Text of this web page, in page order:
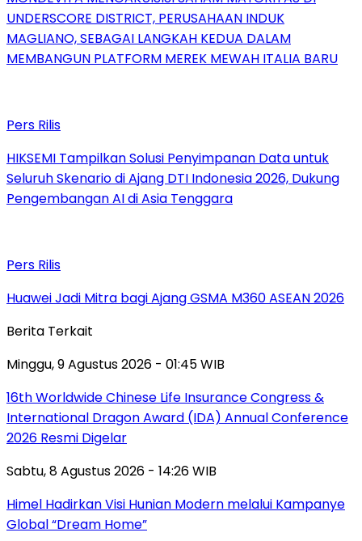
UNDERSCORE DISTRICT, PERUSAHAAN INDUK
MAGLIANO, SEBAGAI LANGKAH KEDUA DALAM
MEMBANGUN PLATFORM MEREK MEWAH ITALIA BARU
Pers Rilis
HIKSEMI Tampilkan Solusi Penyimpanan Data untuk
Seluruh Skenario di Ajang DTI Indonesia 2026, Dukung
Pengembangan AI di Asia Tenggara
Pers Rilis
Huawei Jadi Mitra bagi Ajang GSMA M360 ASEAN 2026
Berita Terkait
Minggu, 9 Agustus 2026 - 01:45 WIB
16th Worldwide Chinese Life Insurance Congress &
International Dragon Award (IDA) Annual Conference
2026 Resmi Digelar
Sabtu, 8 Agustus 2026 - 14:26 WIB
Himel Hadirkan Visi Hunian Modern melalui Kampanye
Global “Dream Home”